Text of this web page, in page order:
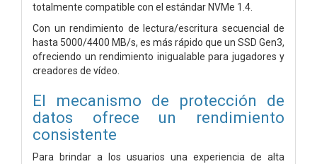
totalmente compatible con el estándar NVMe 1.4.
Con un rendimiento de lectura/escritura secuencial de
hasta 5000/4400 MB/s, es más rápido que un SSD Gen3,
ofreciendo un rendimiento inigualable para jugadores y
creadores de vídeo.
El mecanismo de protección de
datos ofrece un rendimiento
consistente
Para brindar a los usuarios una experiencia de alta